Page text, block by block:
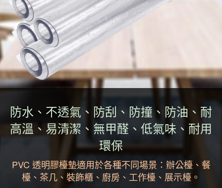
防水、不透氣、防刮、防撞、防油、耐
高溫、易清潔、無甲醛、低氣味、耐用
環保
PVC 透明膠檯墊適用於各種不同場景：辦公檯、餐
檯、茶几、裝飾櫃、廚房、工作檯、展示檯。